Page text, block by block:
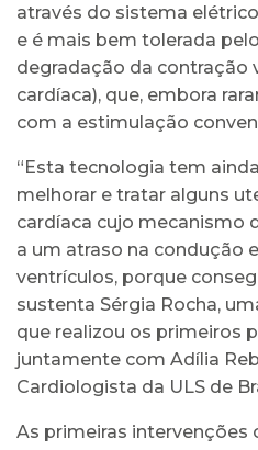
através do sistema
e é mais bem tolerada
degradação da contração
cardíaca), que, embora
com a estimulação
“Esta tecnologia tem
melhorar e tratar alguns
cardíaca cujo mecanismo
a um atraso na condução
ventrículos, porque
sustenta Sérgia Rocha,
que realizou os primeiros
juntamente com Adília
Cardiologista da ULS de
As primeiras intervenções